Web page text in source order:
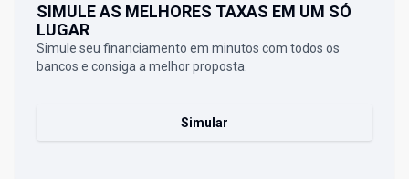
SIMULE AS MELHORES TAXAS EM UM SÓ
LUGAR
Simule seu financiamento em minutos com todos os
bancos e consiga a melhor proposta.
Simular